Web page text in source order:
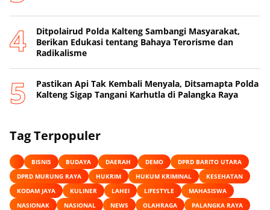
Ditpolairud Polda Kalteng Sambangi Masyarakat,
Berikan Edukasi tentang Bahaya Terorisme dan
Radikalisme
Pastikan Api Tak Kembali Menyala, Ditsamapta Polda
Kalteng Sigap Tangani Karhutla di Palangka Raya
Tag Terpopuler
BISNIS BUDAYA DAERAH DEMO
DPRD BARITO UTARA
DPRD MURUNG RAYA
HUKRIM HUKUM KRIMINAL
KESEHATAN
KODAM JAYA
KULINER LAHEI LIFESTYLE
MAHASISWA
NASIONAK
NASIONAL NEWS OLAHRAGA
PALANGKA RAYA